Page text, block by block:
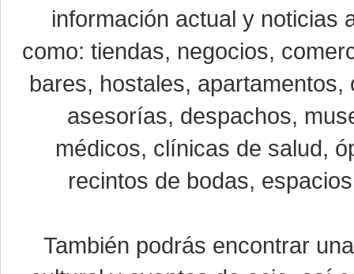
información actual y noticias
como: tiendas, negocios,
bares, hostales,
asesorías, despachos,
médicos, clínicas de salud,
recintos de bodas,
También podrás encontrar